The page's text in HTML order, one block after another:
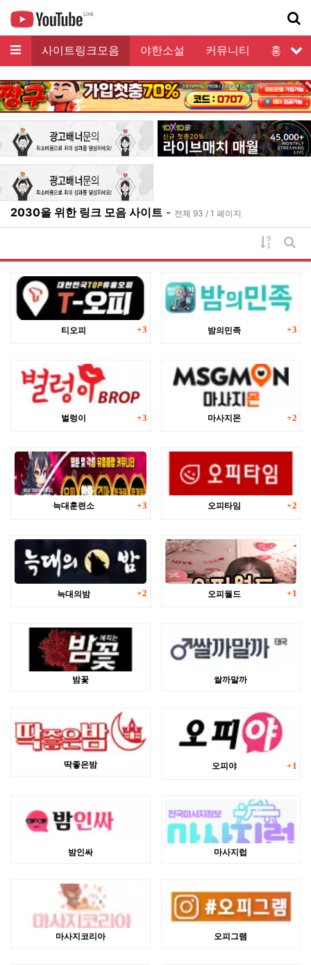
메뉴
크 사이트링크모음 야한소설 커뮤니티
홍보게
2030을 위한 링크 모음 사이트 - 전체 93 / 1 페이지
게시물
게
티오피 댓글
3 밤의민족 댓글
3
벌렁이 댓글
3 마사지몬 댓글
2
늑대훈련소 댓글
3 오피타임 댓글
2
늑대의밤 댓글
2 오피월드 댓글
1
밤꽃 쌀까말까
딱좋은밤 오피야 댓글
1
밤인싸 마사지럽
마사지코리아 오피그램